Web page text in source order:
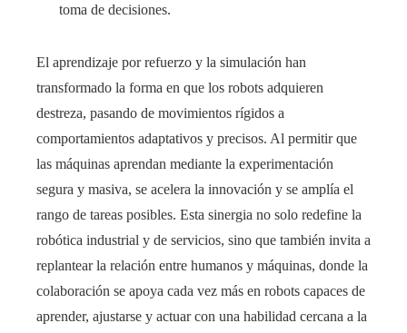
toma de decisiones.
El aprendizaje por refuerzo y la simulación han
transformado la forma en que los robots adquieren
destreza, pasando de movimientos rígidos a
comportamientos adaptativos y precisos. Al permitir que
las máquinas aprendan mediante la experimentación
segura y masiva, se acelera la innovación y se amplía el
rango de tareas posibles. Esta sinergia no solo redefine la
robótica industrial y de servicios, sino que también invita a
replantear la relación entre humanos y máquinas, donde la
colaboración se apoya cada vez más en robots capaces de
aprender, ajustarse y actuar con una habilidad cercana a la